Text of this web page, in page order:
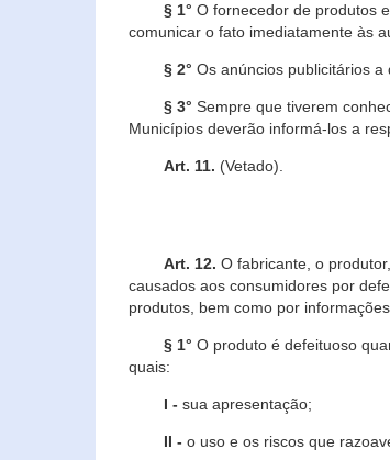
§ 1° O fornecedor de produtos
comunicar o fato imediatamente às
§ 2° Os anúncios publicitários
§ 3° Sempre que tiverem
Municípios deverão informá-los a
Art. 11. (Vetado).
Art. 12. O fabricante, o
causados aos consumidores por
produtos, bem como por
§ 1° O produto é defeituoso
quais:
I - sua apresentação;
II - o uso e os riscos que